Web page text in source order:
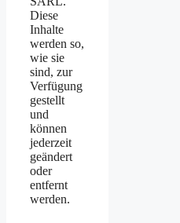
Diese
Inhalte
werden so,
wie sie
sind, zur
Verfügung
gestellt
und
können
jederzeit
geändert
oder
entfernt
werden.